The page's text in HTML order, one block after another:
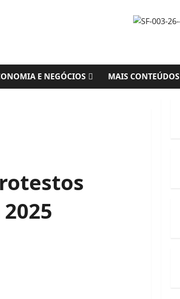
E NEGÓCIOS MAIS CONTEÚDOS